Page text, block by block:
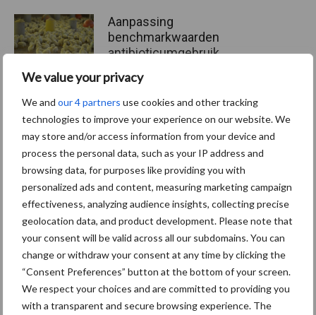
We value your privacy
We and our 4 partners use cookies and other tracking
technologies to improve your experience on our website. We
may store and/or access information from your device and
process the personal data, such as your IP address and
browsing data, for purposes like providing you with
personalized ads and content, measuring marketing campaign
effectiveness, analyzing audience insights, collecting precise
geolocation data, and product development. Please note that
your consent will be valid across all our subdomains. You can
change or withdraw your consent at any time by clicking the
“Consent Preferences” button at the bottom of your screen.
We respect your choices and are committed to providing you
with a transparent and secure browsing experience. The
Aanpassing
benchmarkwaarden
antibioticumgebruik
reguliere vleeskuikens
‘We willen de structurele
hooggebruikers van
antibiotica verminderen’
Themapagina's
Wet en regelgeving Diergezondheid